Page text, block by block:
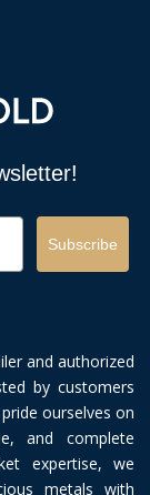
Subscribe
and authorized
by customers
ourselves on
and complete
expertise, we
metals with